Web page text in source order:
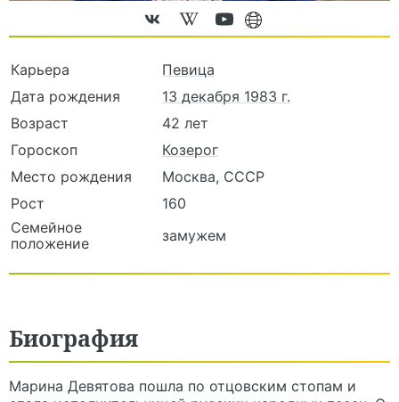
Карьера
Певица
Дата рождения
13 декабря 1983 г.
Возраст
42 лет
Гороскоп
Козерог
Место рождения
Москва, СССР
Рост
160
Семейное
положение
замужем
Биография
Марина Девятова пошла по отцовским стопам и